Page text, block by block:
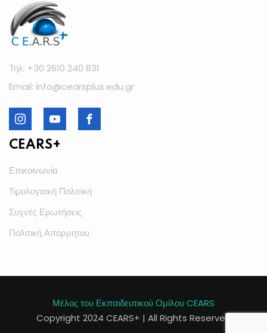
Τηλ: +30 2610 240 831
Email: info@cearsplus.edu.gr
CEARS+
Επικοινωνία
Τιμολογιακή Πολιτική
Συχνές Ερωτήσεις
Πολιτική Απορρήτου
Μέλος του Εκπαιδευτικού Ομίλου CEARS
Copyright 2024 CEARS+ | All Rights Reserved